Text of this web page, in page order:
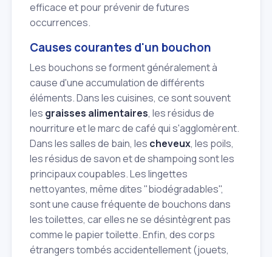
efficace et pour prévenir de futures
occurrences.
Causes courantes d'un bouchon
Les bouchons se forment généralement à
cause d'une accumulation de différents
éléments. Dans les cuisines, ce sont souvent
les graisses alimentaires, les résidus de
nourriture et le marc de café qui s'agglomèrent.
Dans les salles de bain, les cheveux, les poils,
les résidus de savon et de shampoing sont les
principaux coupables. Les lingettes
nettoyantes, même dites "biodégradables",
sont une cause fréquente de bouchons dans
les toilettes, car elles ne se désintègrent pas
comme le papier toilette. Enfin, des corps
étrangers tombés accidentellement (jouets,